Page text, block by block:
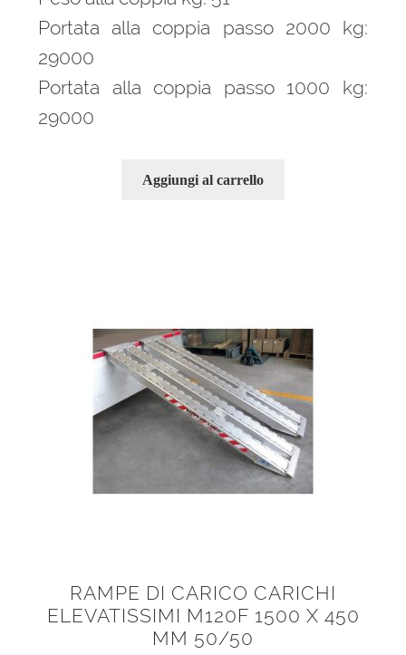
Portata alla coppia passo 2000 kg:
29000
Portata alla coppia passo 1000 kg:
29000
Aggiungi al carrello
RAMPE DI CARICO CARICHI
ELEVATISSIMI M120F 1500 X 450
MM 50/50